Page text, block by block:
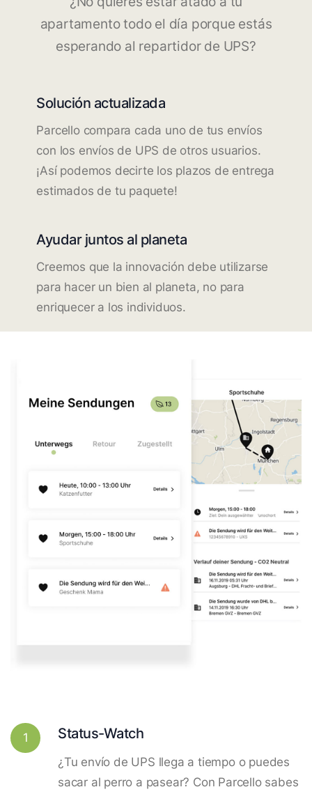
apartamento todo el día porque estás
esperando al repartidor de UPS?
Solución actualizada
Parcello compara cada uno de tus envíos
con los envíos de UPS de otros usuarios.
¡Así podemos decirte los plazos de entrega
estimados de tu paquete!
Ayudar juntos al planeta
Creemos que la innovación debe utilizarse
para hacer un bien al planeta, no para
enriquecer a los individuos.
1 Status-Watch
¿Tu envío de UPS llega a tiempo o puedes
sacar al perro a pasear? Con Parcello sabes